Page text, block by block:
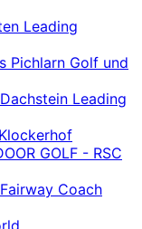
Leading
Golf und
Leading
GOLF - RSC
Fairway Coach